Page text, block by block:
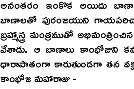
అనంతరం ఇంకొక అయిదు
బాణాలతో పురంజయుని
బ్రహ్మాస్త్ర మంత్రముతో
వేశాడు. ఆ బాణాలు కాంభోజుని
ధారాపాతంగా కారుతుండగా తన
కాంభోజ మహారాజు -